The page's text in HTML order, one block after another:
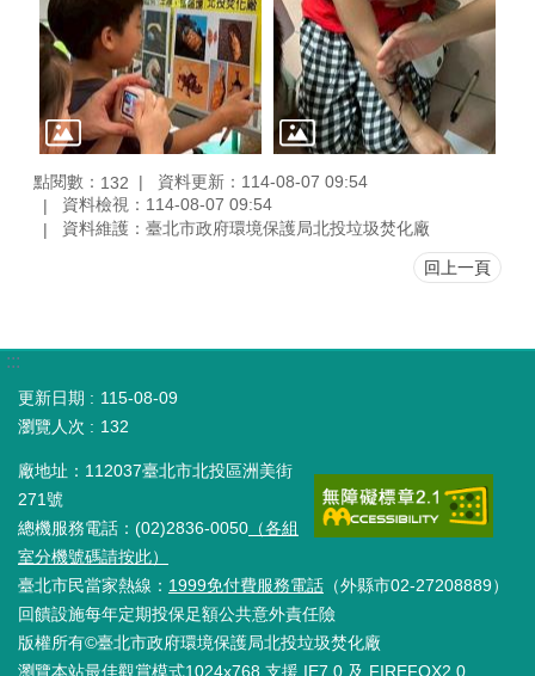
點閱數： 132
資料更新：114-08-07 09:54
資料檢視：114-08-07 09:54
資料維護：臺北市政府環境保護局北投垃圾焚化廠
回上一頁
:::
更新日期
115-08-09
瀏覽人次
132
廠地址：112037臺北市北投區洲美街
271號
總機服務電話：(02)2836-0050 （各組
室分機號碼請按此）
臺北市民當家熱線： 1999免付費服務電話 （外縣市02-27208889）
回饋設施每年定期投保足額公共意外責任險
版權所有©臺北市政府環境保護局北投垃圾焚化廠
瀏覽本站最佳觀賞模式1024x768 支援 IE7.0 及 FIREFOX2.0